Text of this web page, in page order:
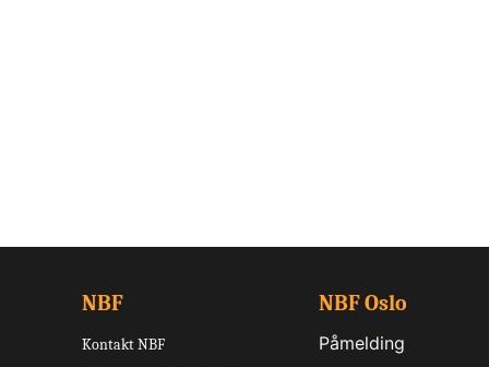
NBF
Kontakt NBF
NBF Oslo
Påmelding